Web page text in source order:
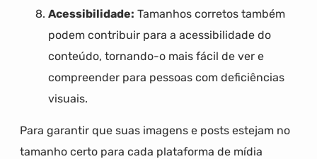
Acessibilidade: Tamanhos corretos também
podem contribuir para a acessibilidade do
conteúdo, tornando-o mais fácil de ver e
compreender para pessoas com deficiências
visuais.
Para garantir que suas imagens e posts estejam no
tamanho certo para cada plataforma de mídia